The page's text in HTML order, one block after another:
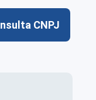
CNPJ